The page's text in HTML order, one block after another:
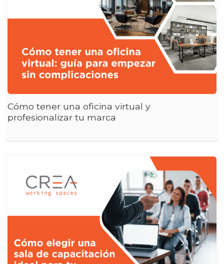
Cómo tener una oficina virtual y
profesionalizar tu marca